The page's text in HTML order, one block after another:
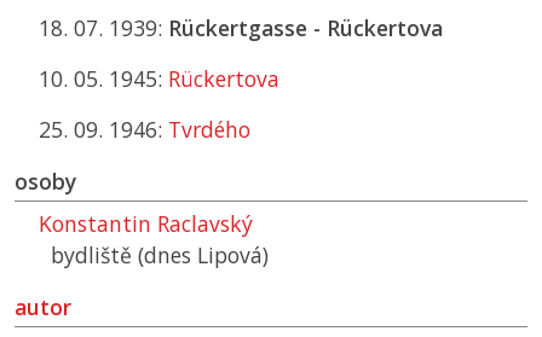
18. 07. 1939: Rückertgasse - Rückertova
10. 05. 1945: Rückertova
25. 09. 1946: Tvrdého
osoby
Konstantin Raclavský
bydliště (dnes Lipová)
autor